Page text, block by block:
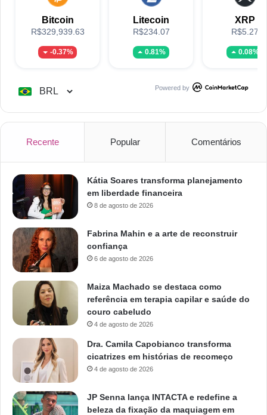
Bitcoin
R$329,939.63
-0.37%
Litecoin
R$234.07
0.81%
XRP
R$5.27
0.08%
Powered by
Recente Popular Comentários
Kátia Soares transforma planejamento
em liberdade financeira
8 de agosto de 2026
Fabrina Mahin e a arte de reconstruir
confiança
6 de agosto de 2026
Maiza Machado se destaca como
referência em terapia capilar e saúde do
couro cabeludo
4 de agosto de 2026
Dra. Camila Capobianco transforma
cicatrizes em histórias de recomeço
4 de agosto de 2026
JP Senna lança INTACTA e redefine a
beleza da fixação da maquiagem em